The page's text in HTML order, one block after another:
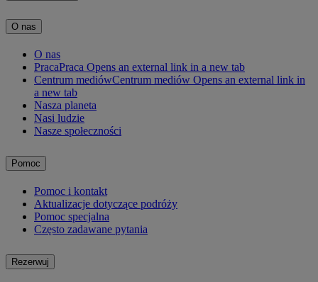
O nas
O nas
PracaPraca Opens an external link in a new tab
Centrum mediówCentrum mediów Opens an external link in
a new tab
Nasza planeta
Nasi ludzie
Nasze społeczności
Pomoc
Pomoc i kontakt
Aktualizacje dotyczące podróży
Pomoc specjalna
Często zadawane pytania
Rezerwuj